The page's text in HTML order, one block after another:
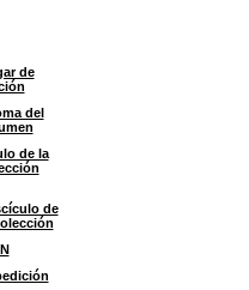
de
del
de la
de